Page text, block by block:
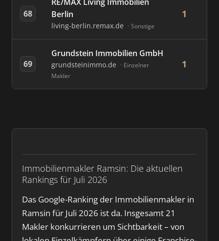
Immobilienmakler Ramsin: Die aktuellen
Rankings für Juli 2026
Das Google-Ranking der Immobilienmakler in
Ramsin für Juli 2026 ist da. Insgesamt 21
Makler konkurrieren um Sichtbarkeit – von
68
Berlin
living-berlin.remax.de Sonstige
1
69
Grundstein Immobilien GmbH
grundsteinimmo.de
Einzelner
Makler
1